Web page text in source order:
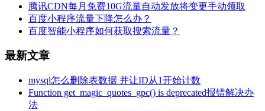
腾讯CDN每月免费10G流量自动发放将变更手动领取
百度小程序流量下降怎么办？
百度智能小程序如何获取搜索流量？
最新文章
mysql怎么删除表数据 并让ID从1开始计数
Function get_magic_quotes_gpc() is deprecated报错解决办
法